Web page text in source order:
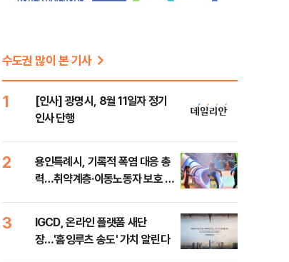
수도권 많이 본 기사
1
[인사] 광명시, 8월 11일자 정기
인사 단행
2
용인특례시, 기록적 폭염 대응 총
력…취약계층·이동노동자 보호 강
3
IGCD, 온라인 플랫폼 새단
장…'홈잉루츠 송도' 가치 알린다